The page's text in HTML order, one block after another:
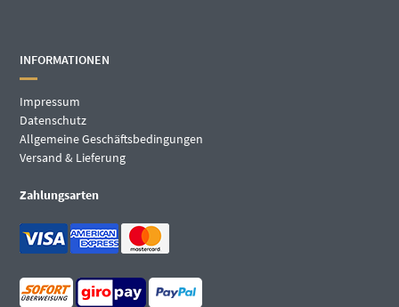
INFORMATIONEN
Impressum
Datenschutz
Allgemeine Geschäftsbedingungen
Versand & Lieferung
Zahlungsarten